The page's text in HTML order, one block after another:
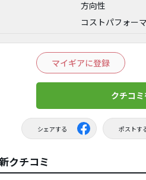
方向性
コストパフォー
マイギアに登録
クチコ
シェアする ポストす
クチコミ